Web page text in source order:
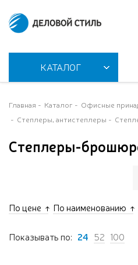
КАТАЛОГ
Главная Каталог
Офисные
Степлеры, антистеплеры
Степлеры-
По цене По наименованию
Показывать по: 24 52 100